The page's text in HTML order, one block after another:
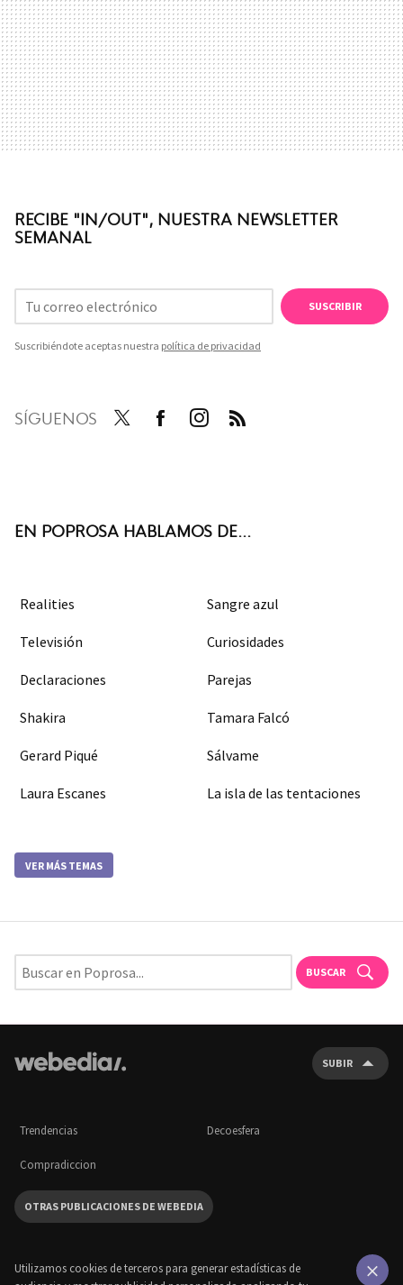
RECIBE "IN/OUT", NUESTRA NEWSLETTER
SEMANAL
SUSCRIBIR
Suscribiéndote aceptas nuestra política de privacidad
SÍGUENOS
EN POPROSA HABLAMOS DE...
Realities Sangre azul
Televisión Curiosidades
Declaraciones Parejas
Shakira Tamara Falcó
Gerard Piqué Sálvame
Laura Escanes La isla de las tentaciones
VER MÁS TEMAS
BUSCAR
SUBIR
Trendencias Decoesfera
Compradiccion
OTRAS PUBLICACIONES DE WEBEDIA
Utilizamos cookies de terceros para generar estadísticas de